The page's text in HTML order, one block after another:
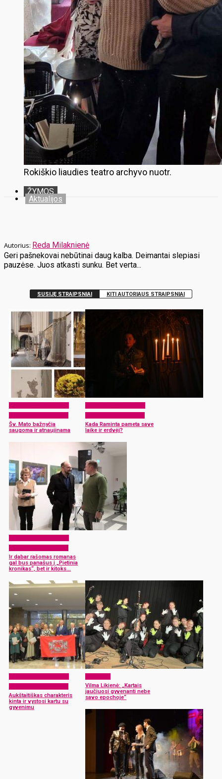
Rokiškio liaudies teatro archyvo nuotr.
ŽYMOS
Aktualijos
Reda Milaknienė
Geri pašnekovai nebūtinai daug kalba. Deimantai slepiasi
pauzėse. Juos atkasti sunku. Bet verta...
SUSIJĘ STRAIPSNIAI KITI AUTORIAUS STRAIPSNIAI
Šv. Mato bažnyčia
saugoma ir atnaujinama
Kada Raminta pameta save
laike ir erdvėj?
Ir dabar rašomas romanas
gal bus panašus į „Pietinia
kronikas“, bet ir kitoks…
Aukštaitiškas charakteris
kinta ir vystosi kartu su
gyvenimu
Vilma Likienė: „Kartais
jaučiuosi gyvenanti nebe
savo epochoje“